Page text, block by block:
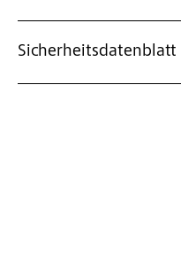
Sicherheitsdatenblatt